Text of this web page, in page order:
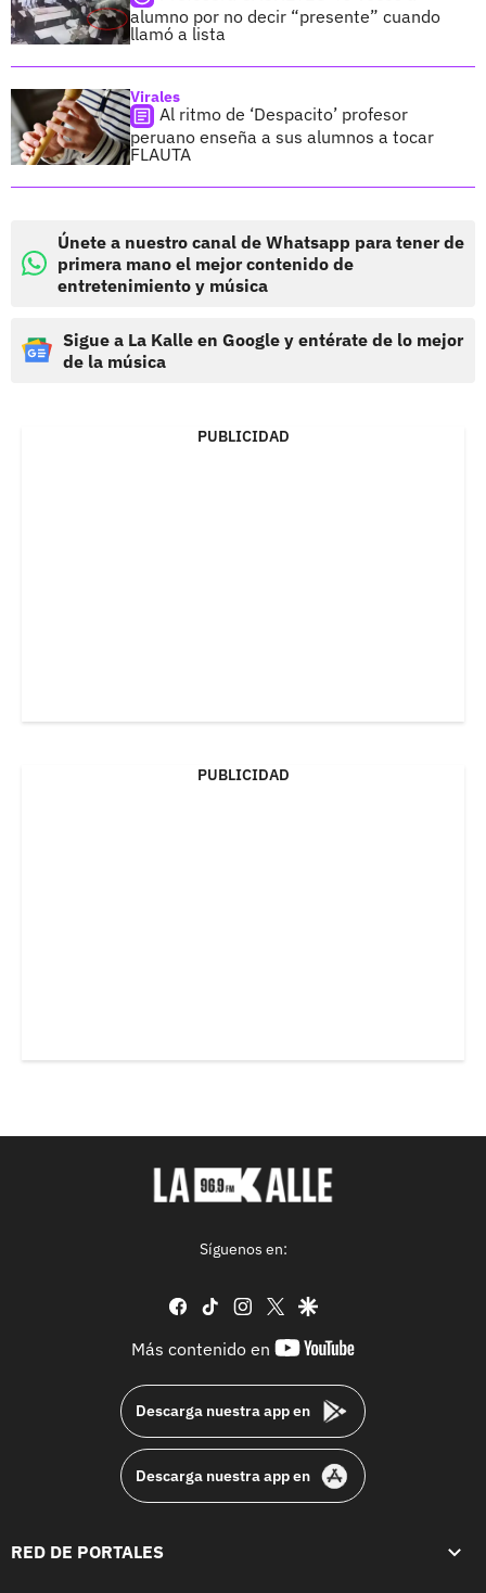
alumno por no decir “presente” cuando
llamó a lista
Virales
Al ritmo de ‘Despacito’ profesor
peruano enseña a sus alumnos a tocar
FLAUTA
Únete a nuestro canal de Whatsapp para tener de
primera mano el mejor contenido de
entretenimiento y música
Sigue a La Kalle en Google y entérate de lo mejor
de la música
PUBLICIDAD
PUBLICIDAD
Síguenos en:
facebook
tiktok instagram
twittergoogle
Más contenido en
youtube-
Descarga nuestra app en
Descarga nuestra app en
RED DE PORTALES